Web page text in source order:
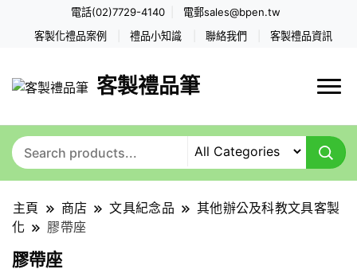
電話(02)7729-4140 電郵sales@bpen.tw
客製化禮品案例 禮品小知識 聯絡我們 客製禮品資訊
客製禮品筆
主頁 商店 文具紀念品
其他辦公及科教文具客製
化
膠帶座
膠帶座